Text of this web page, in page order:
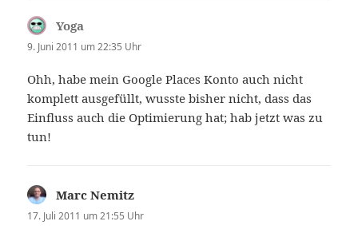
Yoga
9. Juni 2011 um 22:35 Uhr
Ohh, habe mein Google Places Konto auch nicht
komplett ausgefüllt, wusste bisher nicht, dass das
Einfluss auch die Optimierung hat; hab jetzt was zu
tun!
Marc Nemitz
17. Juli 2011 um 21:55 Uhr